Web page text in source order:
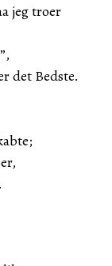
jeg troer
det Bedste.